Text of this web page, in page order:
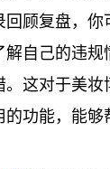
回顾复盘，你
解自己的违规
这对于美妆
功能，能够